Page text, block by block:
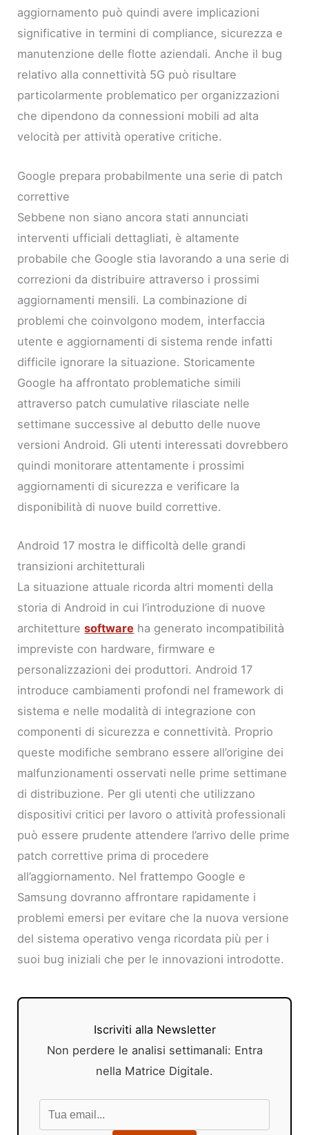
aggiornamento può quindi avere implicazioni
significative in termini di compliance, sicurezza e
manutenzione delle flotte aziendali. Anche il bug
relativo alla connettività 5G può risultare
particolarmente problematico per organizzazioni
che dipendono da connessioni mobili ad alta
velocità per attività operative critiche.
Google prepara probabilmente una serie di patch
correttive
Sebbene non siano ancora stati annunciati
interventi ufficiali dettagliati, è altamente
probabile che Google stia lavorando a una serie di
correzioni da distribuire attraverso i prossimi
aggiornamenti mensili. La combinazione di
problemi che coinvolgono modem, interfaccia
utente e aggiornamenti di sistema rende infatti
difficile ignorare la situazione. Storicamente
Google ha affrontato problematiche simili
attraverso patch cumulative rilasciate nelle
settimane successive al debutto delle nuove
versioni Android. Gli utenti interessati dovrebbero
quindi monitorare attentamente i prossimi
aggiornamenti di sicurezza e verificare la
disponibilità di nuove build correttive.
Android 17 mostra le difficoltà delle grandi
transizioni architetturali
La situazione attuale ricorda altri momenti della
storia di Android in cui l’introduzione di nuove
architetturesoftware ha generato incompatibilità
impreviste con hardware, firmware e
personalizzazioni dei produttori. Android 17
introduce cambiamenti profondi nel framework di
sistema e nelle modalità di integrazione con
componenti di sicurezza e connettività. Proprio
queste modifiche sembrano essere all’origine dei
malfunzionamenti osservati nelle prime settimane
di distribuzione. Per gli utenti che utilizzano
dispositivi critici per lavoro o attività professionali
può essere prudente attendere l’arrivo delle prime
patch correttive prima di procedere
all’aggiornamento. Nel frattempo Google e
Samsung dovranno affrontare rapidamente i
problemi emersi per evitare che la nuova versione
del sistema operativo venga ricordata più per i
suoi bug iniziali che per le innovazioni introdotte.
Iscriviti alla Newsletter
Non perdere le analisi settimanali: Entra
nella Matrice Digitale.